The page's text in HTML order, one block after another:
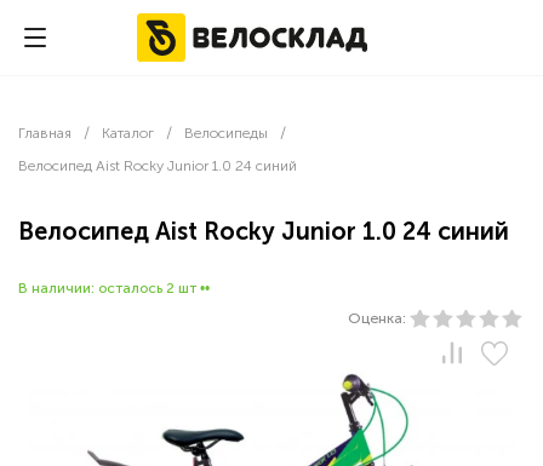
Велосипед Aist Rocky Junior 1.0 24 синий
Главная -
Каталог -
Велосипеды
Велосипед Aist Rocky Junior 1.0 24 синий
В наличии: осталось 2 шт ••
Оценка: